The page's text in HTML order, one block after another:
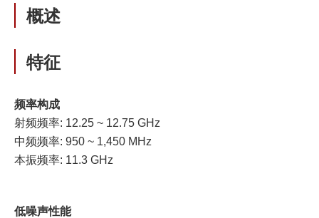
概述
特征
频率构成
射频频率: 12.25 ~ 12.75 GHz
中频频率: 950 ~ 1,450 MHz
本振频率: 11.3 GHz
低噪声性能